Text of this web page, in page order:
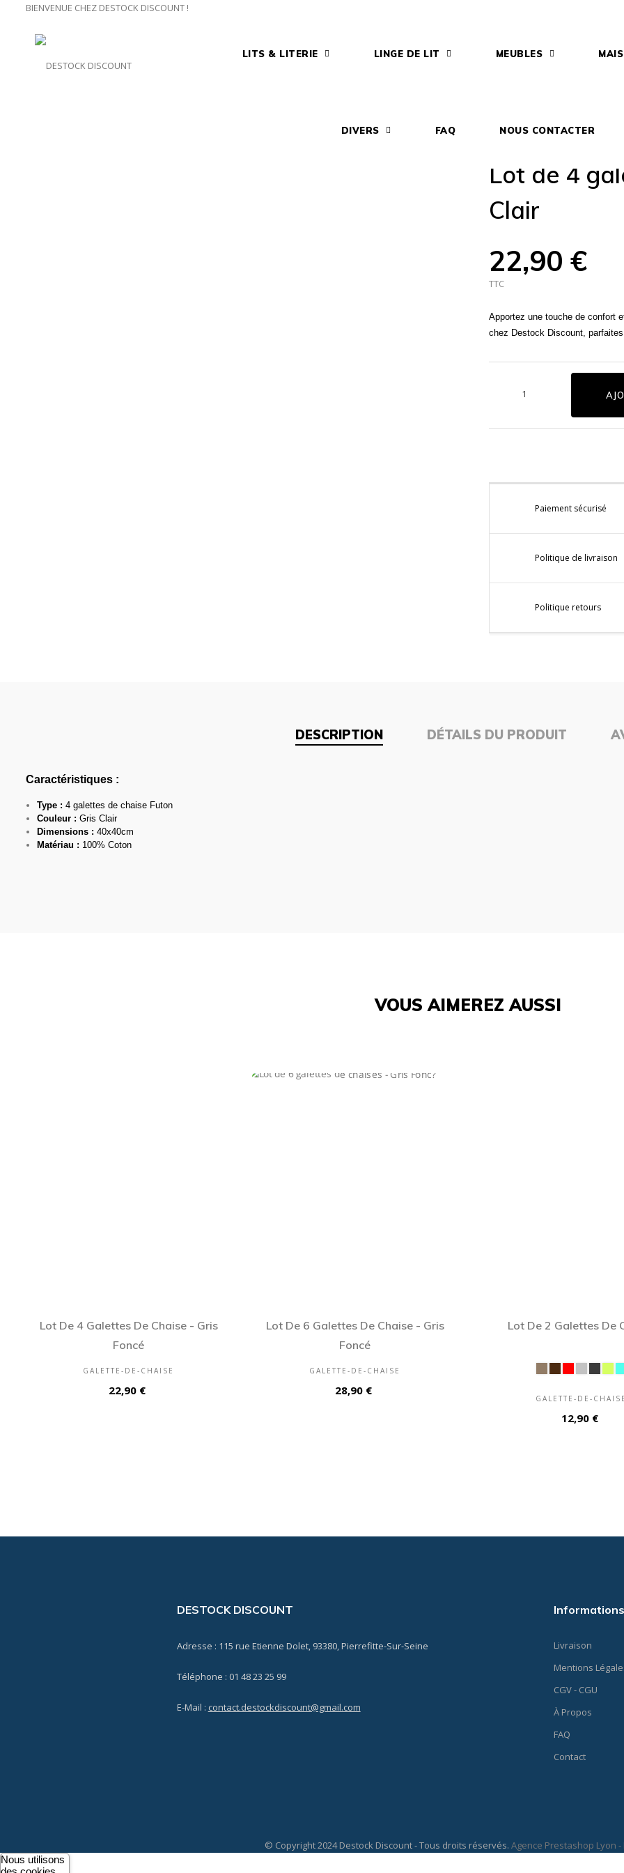
BIENVENUE CHEZ DESTOCK DISCOUNT !
LITS & LITERIE LINGE DE LIT MEUBLES
DIVERS FAQ NOUS CONTACTER
Lot de 4
Clair
22,90 €
TTC
Apportez une touche de confort
chez Destock Discount,
Paiement sécurisé
Politique de livraison
Politique retours
DESCRIPTION DÉTAILS DU PRODUIT
Caractéristiques :
Type : 4 galettes de chaise Futon
Couleur : Gris Clair
Dimensions : 40x40cm
Matériau : 100% Coton
VOUS AIMEREZ AUSSI
Lot De 4 Galettes De Chaise - Gris
Foncé
GALETTE-DE-CHAISE
Prix
22,90 €
Lot De 6 Galettes De Chaise - Gris
Foncé
GALETTE-DE-CHAISE
Prix
28,90 €
Lot De 2 Galettes De
GALETTE-DE-
Prix
12,90 €
DESTOCK DISCOUNT
Adresse : 115 rue Etienne Dolet, 93380, Pierrefitte-Sur-Seine
Téléphone : 01 48 23 25 99
E-Mail : contact.destockdiscount@gmail.com
Livraison
Mentions
CGV - CGU
À Propos
FAQ
Contact
© Copyright 2024 Destock Discount - Tous droits réservés. Agence Prestashop Lyon
Nous utilisons